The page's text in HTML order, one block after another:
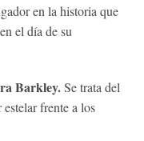
en la historia que
el día de su
Barkley.Se trata del
frente a los